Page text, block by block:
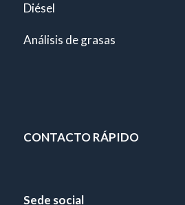
Diésel
Análisis de grasas
CONTACTO RÁPIDO
Sede social